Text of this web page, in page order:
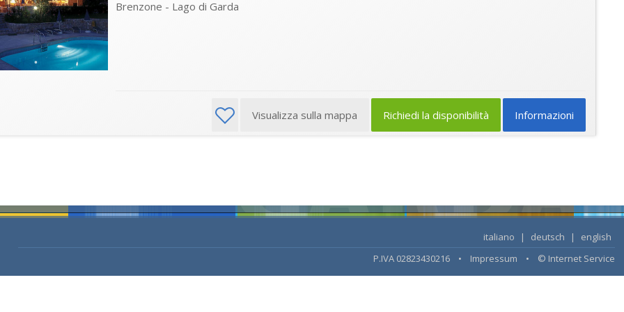
Brenzone - Lago di Garda
Informazioni
Richiedi la disponibilità
Visualizza sulla mappa
italiano | deutsch |
english
P.IVA 02823430216 • Impressum • © Internet Service